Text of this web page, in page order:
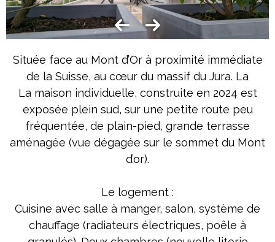
Située face au Mont d’Or à proximité immédiate
de la Suisse, au cœur du massif du Jura. La
La maison individuelle, construite en 2024 est
exposée plein sud, sur une petite route peu
fréquentée, de plain-pied, grande terrasse
aménagée (vue dégagée sur le sommet du Mont
d’or).
Le logement :
Cuisine avec salle à manger, salon, système de
chauffage (radiateurs électriques, poêle à